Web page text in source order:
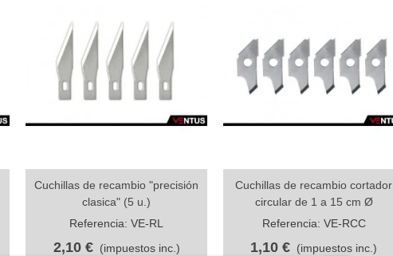
Vista rápida
Cuchillas de recambio "precisión
clasica" (5 u.)
Referencia: VE-RL
2,10 € (impuestos inc.)
Vista rápida
Cuchillas de recambio cortador
circular de 1 a 15 cm Ø
Referencia: VE-RCC
1,10 € (impuestos inc.)